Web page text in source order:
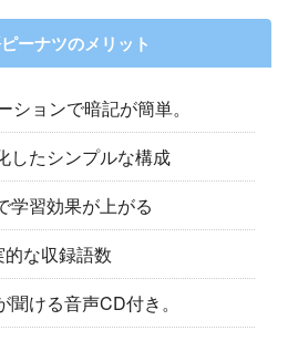
ーナツのメリット
ションで暗記が簡単。
したシンプルな構成
学習効果が上がる
な収録語数
ける音声CD付き。